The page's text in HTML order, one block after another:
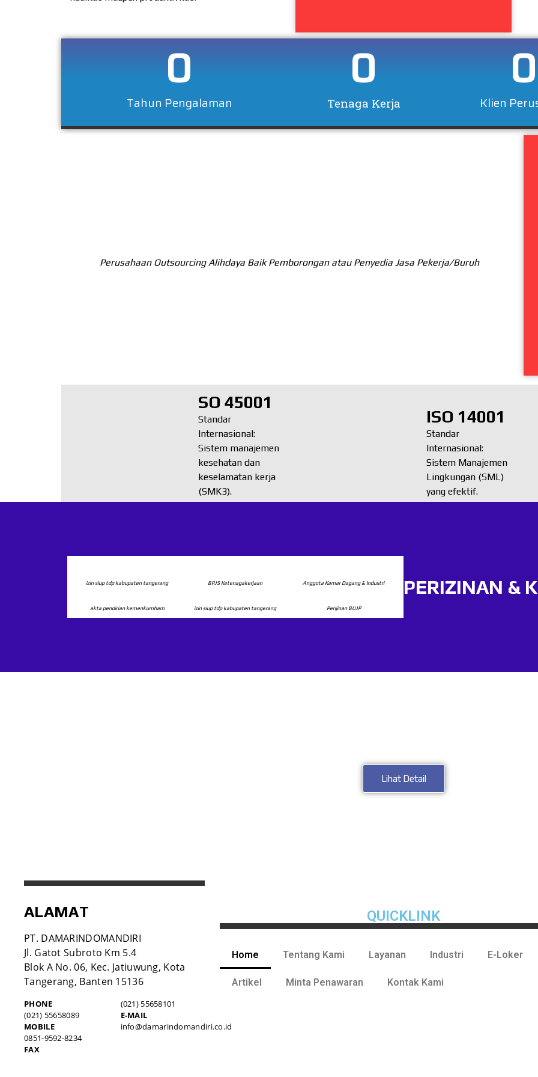
Tahun Pengalaman
0
Tenaga Kerja
0
Klien
0
Perusahaan Outsourcing Alihdaya Baik Pemborongan atau Penyedia Jasa Pekerja/Buruh
SO 45001
Standar
Internasional:
Sistem manajemen
kesehatan dan
keselamatan kerja
(SMK3).
ISO 14001
Standar
Internasional:
Sistem Manajemen
Lingkungan (SML)
yang efektif.
izin siup tdp kabupaten tangerang
akta pendirian kemenkumham
BPJS Ketenagakerjaan
izin siup tdp kabupaten tangerang
Anggota Kamar Dagang & Industri
Perijinan BUJP
PERIZINAN &
Lihat Detail
ALAMAT
PT. DAMARINDOMANDIRI
Jl. Gatot Subroto Km 5.4
Blok A No. 06, Kec. Jatiuwung, Kota
Tangerang, Banten 15136
PHONE
(021) 55658089
MOBILE
0851-9592-8234
FAX
(021) 55658101
E-MAIL
info@damarindomandiri.co.id
QUICKLINK
Home Tentang Kami Layanan Industri E-Loker
Artikel Minta Penawaran Kontak Kami